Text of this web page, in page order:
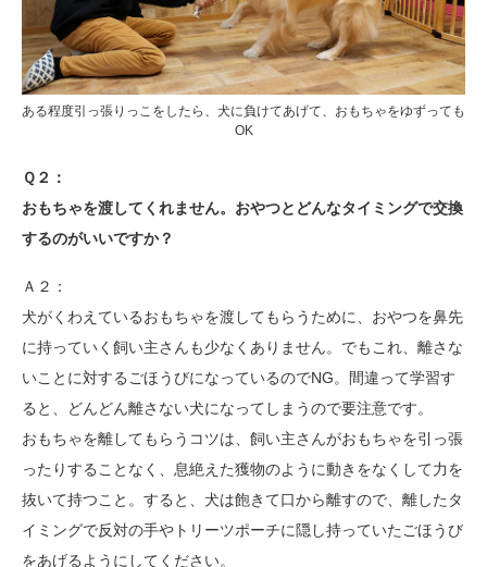
ある程度引っ張りっこをしたら、犬に負けてあげて、おもちゃをゆずっても
OK
Ｑ２：
おもちゃを渡してくれません。おやつとどんなタイミングで交換
するのがいいですか？
Ａ２：
犬がくわえているおもちゃを渡してもらうために、おやつを鼻先
に持っていく飼い主さんも少なくありません。でもこれ、離さな
いことに対するごほうびになっているのでNG。間違って学習す
ると、どんどん離さない犬になってしまうので要注意です。
おもちゃを離してもらうコツは、飼い主さんがおもちゃを引っ張
ったりすることなく、息絶えた獲物のように動きをなくして力を
抜いて持つこと。すると、犬は飽きて口から離すので、離したタ
イミングで反対の手やトリーツポーチに隠し持っていたごほうび
をあげるようにしてください。